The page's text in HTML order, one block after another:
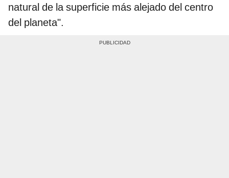
natural de la superficie más alejado del centro
del planeta".